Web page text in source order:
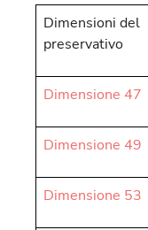
Dimensioni del
preservativo
Dimensione 47
Dimensione 49
Dimensione 53